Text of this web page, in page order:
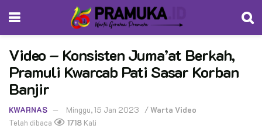
Video – Konsisten Juma’at Berkah,
Pramuli Kwarcab Pati Sasar Korban
Banjir
KWARNAS Minggu, 15 Jan 2023 /Warta Video
Telah dibaca
1718 Kali